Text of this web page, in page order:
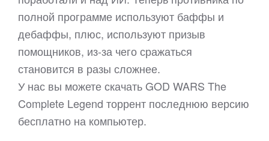
полной программе используют баффы и
дебаффы, плюс, используют призыв
помощников, из-за чего сражаться
становится в разы сложнее.
У нас вы можете скачать GOD WARS The
Complete Legend торрент последнюю версию
бесплатно на компьютер.